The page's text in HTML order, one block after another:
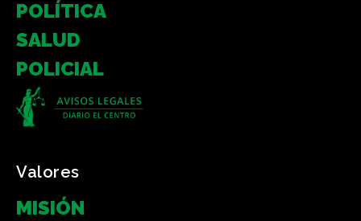
POLÍTICA
SALUD
POLICIAL
Valores
MISIÓN